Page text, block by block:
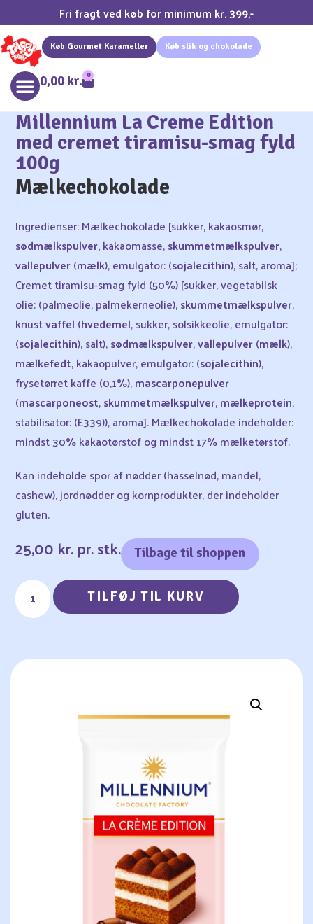
Fri fragt ved køb for minimum kr. 399,-
Køb Gourmet Karameller Køb slik og chokolade
0,00 kr. 0
Millennium La Creme Edition
med cremet tiramisu-smag fyld
100g
Mælkechokolade
Ingredienser: Mælkechokolade [sukker, kakaosmør,
sødmælkspulver,kakaomasse,skummetmælkspulver,
valle­pulver(mælk), emulgator: (sojalecithin), salt, aroma];
Cremet tiramisu-smag fyld (50%) [sukker, vegetabilsk
olie: (palmeolie, palmekerneolie),skummetmælkspulver,
knustvaffel (hvedemel, sukker, solsikkeolie, emulgator:
(sojalecithin), salt),sødmælkspulver,valle­pulver(mælk),
mælkefedt, kakaopulver, emulgator: (sojalecithin),
frysetørret kaffe (0,1%),mascarponepulver
(mascarponeost,skummetmælkspulver,mælkeprotein,
stabilisator: (E339)), aroma]. Mælkechokolade indeholder:
mindst 30% kakaotørstof og mindst 17% mælketørstof.
Kan indeholde spor af nødder (hasselnød, mandel,
cashew), jordnødder og kornprodukter, der indeholder
gluten.
25,00 kr.pr. stk. Tilbage til shoppen
TILFØJ TIL KURV